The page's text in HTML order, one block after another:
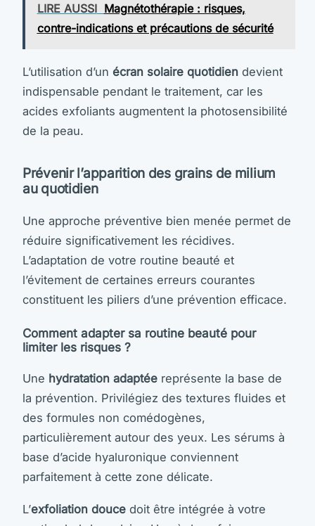
LIRE AUSSI Magnétothérapie : risques,
contre-indications et précautions de sécurité
L’utilisation d’un écran solaire quotidien devient
indispensable pendant le traitement, car les
acides exfoliants augmentent la photosensibilité
de la peau.
Prévenir l’apparition des grains de milium
au quotidien
Une approche préventive bien menée permet de
réduire significativement les récidives.
L’adaptation de votre routine beauté et
l’évitement de certaines erreurs courantes
constituent les piliers d’une prévention efficace.
Comment adapter sa routine beauté pour
limiter les risques ?
Une hydratation adaptée représente la base de
la prévention. Privilégiez des textures fluides et
des formules non comédogènes,
particulièrement autour des yeux. Les sérums à
base d’acide hyaluronique conviennent
parfaitement à cette zone délicate.
L’exfoliation douce doit être intégrée à votre